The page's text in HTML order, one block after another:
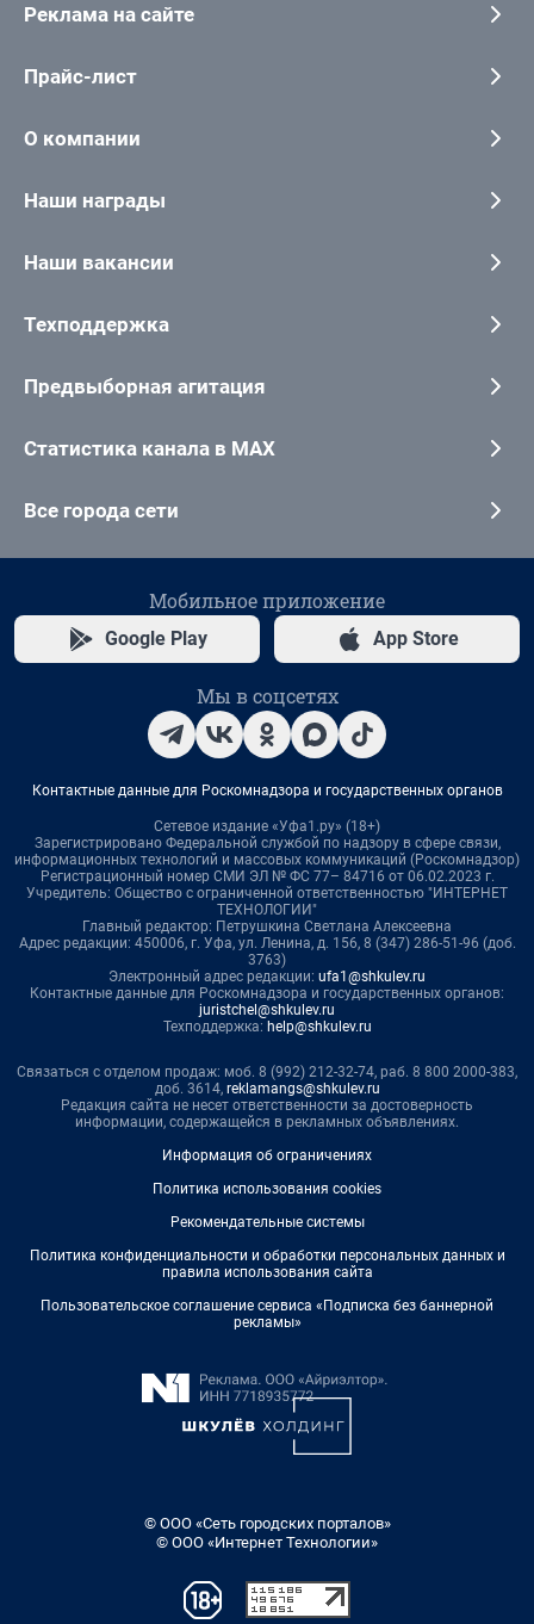
Реклама на сайте
Прайс-лист
О компании
Наши награды
Наши вакансии
Техподдержка
Предвыборная агитация
Статистика канала в MAX
Все города сети
Мобильное приложение
Google Play App Store
Мы в соцсетях
Контактные данные для Роскомнадзора и государственных органов
Сетевое издание «Уфа1.ру» (18+)
Зарегистрировано Федеральной службой по надзору в сфере связи,
информационных технологий и массовых коммуникаций (Роскомнадзор)
Регистрационный номер СМИ ЭЛ № ФС 77– 84716 от 06.02.2023 г.
Учредитель: Общество с ограниченной ответственностью "ИНТЕРНЕТ
ТЕХНОЛОГИИ"
Главный редактор: Петрушкина Светлана Алексеевна
Адрес редакции: 450006, г. Уфа, ул. Ленина, д. 156, 8 (347) 286-51-96 (доб.
3763)
Электронный адрес редакции: ufa1@shkulev.ru
Контактные данные для Роскомнадзора и государственных органов:
juristchel@shkulev.ru
Техподдержка: help@shkulev.ru
Связаться с отделом продаж: моб. 8 (992) 212-32-74, раб. 8 800 2000-383,
доб. 3614, reklamangs@shkulev.ru
Редакция сайта не несет ответственности за достоверность
информации, содержащейся в рекламных объявлениях.
Информация об ограничениях
Политика использования cookies
Рекомендательные системы
Политика конфиденциальности и обработки персональных данных и
правила использования сайта
Пользовательское соглашение сервиса «Подписка без баннерной
рекламы»
© ООО «Сеть городских порталов»
© ООО «Интернет Технологии»